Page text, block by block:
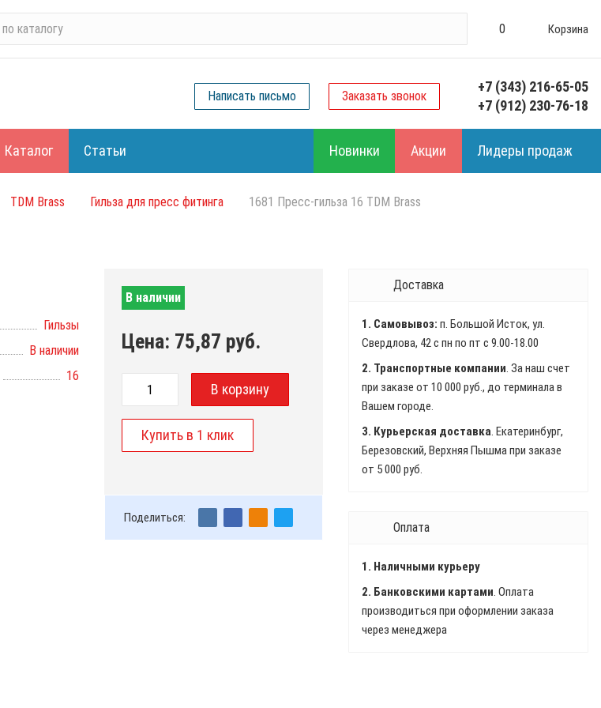
0 Корзина
Написать письмо Заказать звонок
+7 (343) 216-65-05
+7 (912) 230-76-18
Каталог Статьи Новинки Акции Лидеры продаж
TDM Brass Гильза для пресс фитинга 1681 Пресс-гильза 16 TDM Brass
Гильзы
В наличии
16
В наличии
Цена: 75,87 руб.
Поделиться:
Доставка
1. Самовывоз: п. Большой Исток, ул.
Свердлова, 42 с пн по пт с 9.00-18.00
2. Транспортные компании. За наш счет
при заказе от 10 000 руб., до терминала в
Вашем городе.
3. Курьерская доставка. Екатеринбург,
Березовский, Верхняя Пышма при заказе
от 5 000 руб.
Оплата
1. Наличными курьеру
2. Банковскими картами. Оплата
производиться при оформлении заказа
через менеджера